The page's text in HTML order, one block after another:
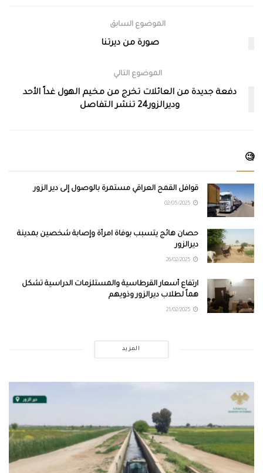
الموضوع السابق
صورة من ديرتنا
الموضوع التالي
دفعة جديدة من العائلات تخرج من مخيم الهول غداً الأحد
وديرالزور24 تنشر التفاصل
🧐
قوافل القمح العراقي مستمرة بالوصول إلى دير الزور
حصان هائج يتسبب بوفاة امرأة وإصابة شخصين بمدينة
ديرالزور
ارتفاع أسعار القرطاسية والمستلزمات الدراسية تشكل
هماً لطلاب ديرالزور وذويهم
المزيد